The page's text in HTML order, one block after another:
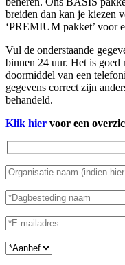
breiden dan kan je kiezen
‘PREMIUM pakket’ voor
Vul de onderstaande
binnen 24 uur. Het is goed
doormiddel van een
gegevens correct zijn
behandeld.
Klik hier voor een